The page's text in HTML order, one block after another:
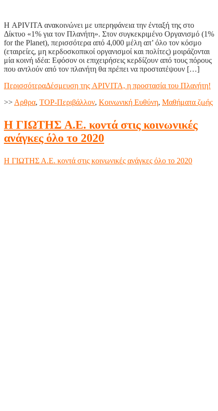
Η APIVITA ανακοινώνει με υπερηφάνεια την ένταξή της στο
Δίκτυο «1% για τον Πλανήτη». Στον συγκεκριμένο Οργανισμό (1%
for the Planet), περισσότερα από 4,000 μέλη απ’ όλο τον κόσμο
(εταιρείες, μη κερδοσκοπικοί οργανισμοί και πολίτες) μοιράζονται
μία κοινή ιδέα: Εφόσον οι επιχειρήσεις κερδίζουν από τους πόρους
που αντλούν από τον πλανήτη θα πρέπει να προστατέψουν […]
ΠερισσότεραΔέσμευση της APIVITA, η προστασία του Πλανήτη!
>>Aρθρα, TOP-Περιβάλλον, Κοινωνική Ευθύνη, Μαθήματα ζωής
Η ΓΙΩΤΗΣ Α.Ε. κοντά στις κοινωνικές
ανάγκες όλο το 2020
Η ΓΙΩΤΗΣ Α.Ε. κοντά στις κοινωνικές ανάγκες όλο το 2020